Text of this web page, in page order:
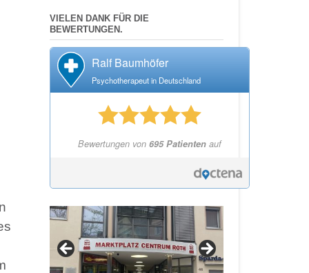
VIELEN DANK FÜR DIE
BEWERTUNGEN.
Ralf Baumhöfer
Psychotherapeut in Deutschland
Bewertungen von 695 Patientenauf